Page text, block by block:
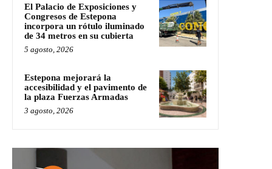
El Palacio de Exposiciones y
Congresos de Estepona
incorpora un rótulo iluminado
de 34 metros en su cubierta
5 agosto, 2026
Estepona mejorará la
accesibilidad y el pavimento de
la plaza Fuerzas Armadas
3 agosto, 2026